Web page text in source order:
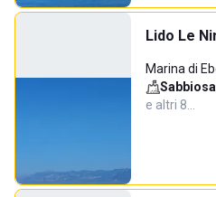
Lido Le
Marina di
Sabbiosa
e altri 8…